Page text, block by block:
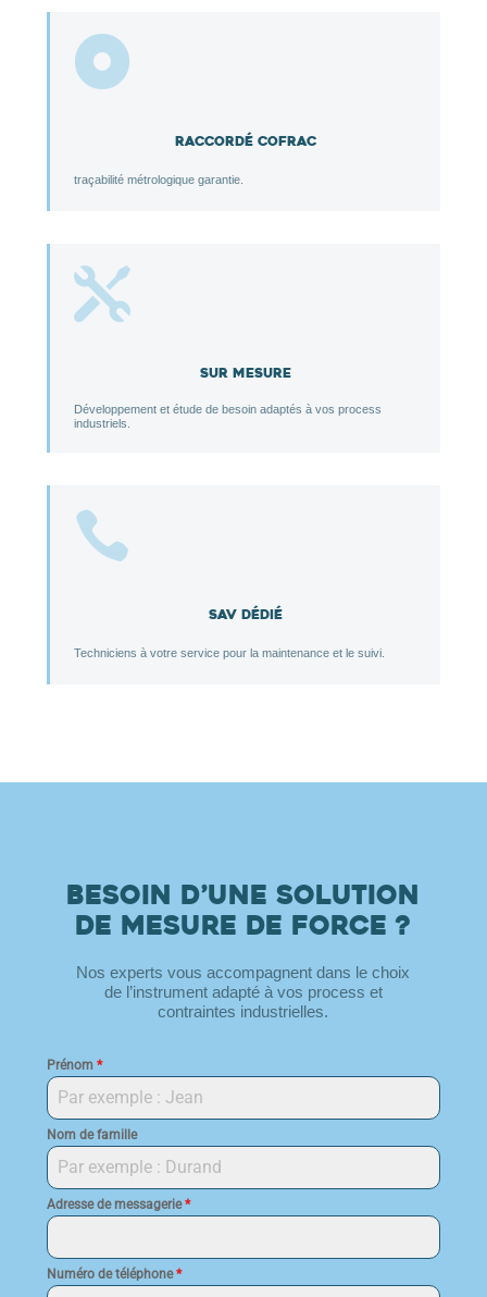

Raccordé COFRAC
traçabilité métrologique garantie.

Sur mesure
Développement et étude de besoin adaptés à vos process
industriels.

SAV dédié
Techniciens à votre service pour la maintenance et le suivi.
Besoin d’une solution
de mesure de force ?
Nos experts vous accompagnent dans le choix
de l’instrument adapté à vos process et
contraintes industrielles.
Prénom *
Nom de famille
Adresse de messagerie*
Numéro de téléphone*